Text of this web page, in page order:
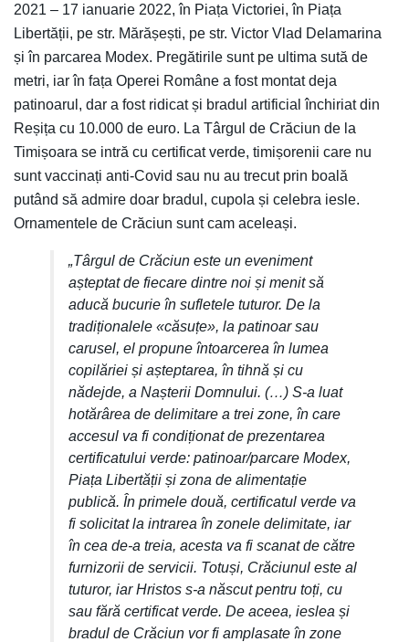
2021 – 17 ianuarie 2022, în Piața Victoriei, în Piața
Libertății, pe str. Mărășești, pe str. Victor Vlad Delamarina
și în parcarea Modex. Pregătirile sunt pe ultima sută de
metri, iar în fața Operei Române a fost montat deja
patinoarul, dar a fost ridicat și bradul artificial închiriat din
Reșița cu 10.000 de euro. La Târgul de Crăciun de la
Timișoara se intră cu certificat verde, timișorenii care nu
sunt vaccinați anti-Covid sau nu au trecut prin boală
putând să admire doar bradul, cupola și celebra iesle.
Ornamentele de Crăciun sunt cam aceleași.
„Târgul de Crăciun este un eveniment
așteptat de fiecare dintre noi și menit să
aducă bucurie în sufletele tuturor. De la
tradiționalele «căsuțe», la patinoar sau
carusel, el propune întoarcerea în lumea
copilăriei și așteptarea, în tihnă și cu
nădejde, a Nașterii Domnului. (…) S-a luat
hotărârea de delimitare a trei zone, în care
accesul va fi condiționat de prezentarea
certificatului verde: patinoar/parcare Modex,
Piața Libertății și zona de alimentație
publică. În primele două, certificatul verde va
fi solicitat la intrarea în zonele delimitate, iar
în cea de-a treia, acesta va fi scanat de către
furnizorii de servicii. Totuși, Crăciunul este al
tuturor, iar Hristos s-a născut pentru toți, cu
sau fără certificat verde. De aceea, ieslea și
bradul de Crăciun vor fi amplasate în zone